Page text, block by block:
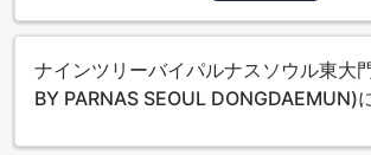
利用には追加料金が発生する場合がありま
1～2歳までのお子さま
添い寝の場合は宿泊無料です。
エキストラベッドの追加可否は、お部屋タ
ナインツリーバイパルナスソウル東大
BY PARNAS SEOUL DONGDAEMUN)